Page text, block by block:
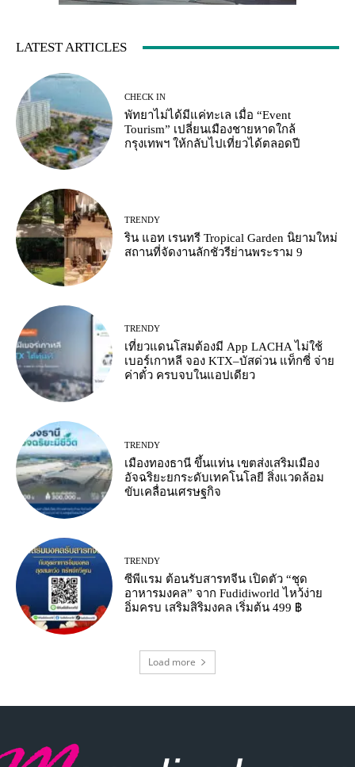
LATEST ARTICLES
CHECK IN
พัทยาไม่ได้มีแค่ทะเล เมื่อ “Event
Tourism” เปลี่ยนเมืองชายหาดใกล้
กรุงเทพฯ ให้กลับไปเที่ยวได้ตลอดปี
TRENDY
ริน แอท เรนทรี Tropical Garden นิยามใหม่
สถานที่จัดงานลักชัวรีย่านพระราม 9
TRENDY
เที่ยวแดนโสมต้องมี App LACHA ไม่ใช้
เบอร์เกาหลี จอง KTX–บัสด่วน แท็กซี่ จ่าย
ค่าตั๋ว ครบจบในแอปเดียว
TRENDY
เมืองทองธานี ขึ้นแท่น เขตส่งเสริมเมือง
อัจฉริยะยกระดับเทคโนโลยี สิ่งแวดล้อม
ขับเคลื่อนเศรษฐกิจ
TRENDY
ซีพีแรม ต้อนรับสารทจีน เปิดตัว “ชุด
อาหารมงคล” จาก Fudidiworld ไหว้ง่าย
อิ่มครบ เสริมสิริมงคล เริ่มต้น 499 ฿
Load more